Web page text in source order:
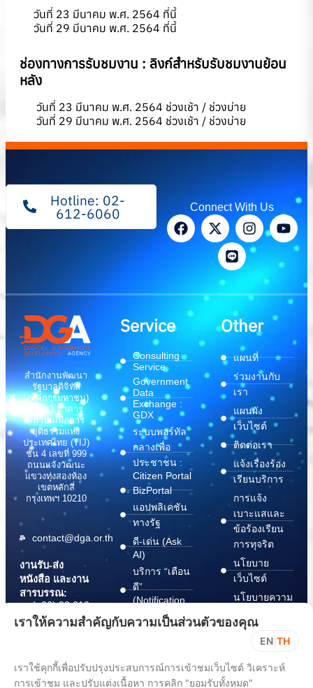
วันที่ 23 มีนาคม พ.ศ. 2564 ที่นี้
วันที่ 29 มีนาคม พ.ศ. 2564 ที่นี้
ช่องทางการรับชมงาน : ลิงก์สำหรับรับชมงานย้อน
หลัง
วันที่ 23 มีนาคม พ.ศ. 2564 ช่วงเช้า / ช่วงบ่าย
วันที่ 29 มีนาคม พ.ศ. 2564 ช่วงเช้า / ช่วงบ่าย
Hotline: 02-
612-6060 Connect With Us
สำนักงานพัฒนา
รัฐบาลดิจิทัล
(องค์การมหาชน)
(สพร.) อาคาร
สถาบันเพื่อการ
ยุติธรรมแห่ง
ประเทศไทย (TIJ)
ชั้น 4 เลขที่ 999
ถนนแจ้งวัฒนะ
แขวงทุ่งสองห้อง
เขตหลักสี่
กรุงเทพฯ 10210
contact@dga.or.th
งานรับ-ส่ง
หนังสือ และงาน
สารบรรณ:
(+66) 02 612
6000
saraban@dga.or.th
Center:
(+66) 02 612
Service
Consulting
Service
Government
Data
Exchange :
GDX
ระบบพอร์ทัล
กลางเพื่อ
ประชาชน :
Citizen Portal
BizPortal
แอปพลิเคชัน
ทางรัฐ
ดี-เด่น (Ask
AI)
บริการ “เตือน
ดี”
(Notification
บริการ
(Document
Wallet)
Other
แผนที่
ร่วมงานกับ
เรา
แผนผัง
เว็บไซต์
ติดต่อเรา
แจ้งเรื่องร้อง
เรียนบริการ
การแจ้ง
เบาะแสและ
ข้อร้องเรียน
การทุจริต
นโยบาย
เว็บไซต์
นโยบายความ
ปลอดภัย
สารสนเทศ
ChangeLog
เราให้ความสำคัญกับความเป็นส่วนตัวของคุณ
EN TH
เราใช้คุกกี้เพื่อปรับปรุงประสบการณ์การเข้าชมเว็บไซต์ วิเคราะห์
การเข้าชม และปรับแต่งเนื้อหา การคลิก "ยอมรับทั้งหมด"